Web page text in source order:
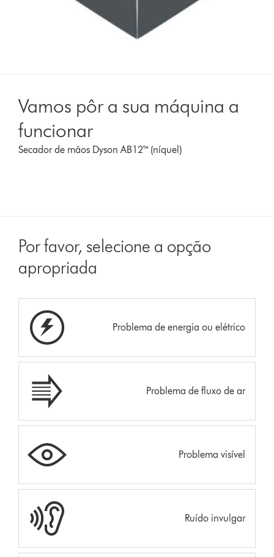
Vamos pôr a sua máquina a
funcionar
Secador de mãos Dyson AB12™ (níquel)
Por favor, selecione a opção
apropriada
Problema de energia ou elétrico
Problema de fluxo de ar
Problema visível
Ruído invulgar